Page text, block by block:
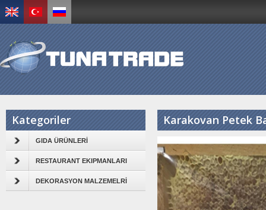
Kategoriler
GIDA ÜRÜNLERİ
RESTAURANT EKIPMANLARI
DEKORASYON MALZEMELRİ
Karakovan Petek